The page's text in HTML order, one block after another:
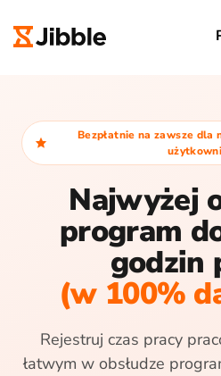
Bezpłatnie na zawsze dla
Najwyżej
program
godzin
(w 100%
Rejestruj czas pracy
łatwym w obsłudze